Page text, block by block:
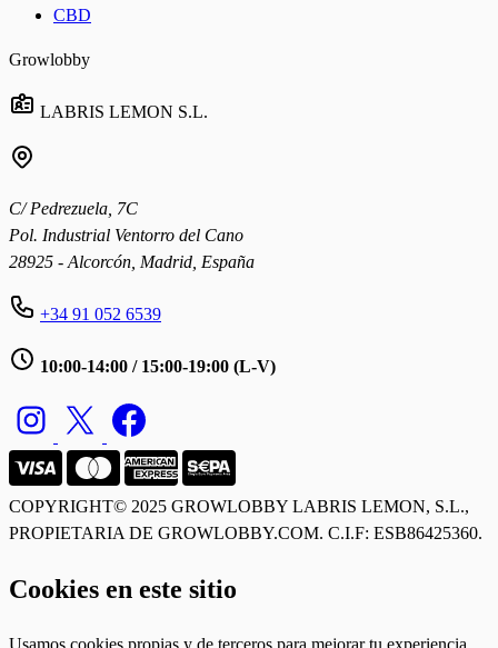
CBD
Growlobby
LABRIS LEMON S.L.
C/ Pedrezuela, 7C
Pol. Industrial Ventorro del Cano
28925 - Alcorcón, Madrid, España
+34 91 052 6539
10:00-14:00 / 15:00-19:00 (L-V)
COPYRIGHT© 2025 GROWLOBBY LABRIS LEMON, S.L.,
PROPIETARIA DE GROWLOBBY.COM. C.I.F: ESB86425360.
Cookies en este sitio
Usamos cookies propias y de terceros para mejorar tu experiencia,